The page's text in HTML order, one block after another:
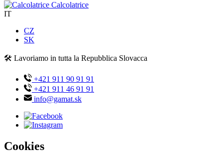
Calcolatrice
IT
CZ
SK
🛠️ Lavoriamo in tutta la Repubblica Slovacca
+421 911 90 91 91
+421 911 46 91 91
info@gamat.sk
Cookies